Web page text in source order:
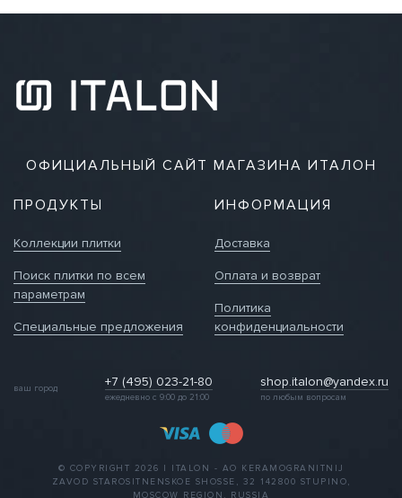
ОФИЦИАЛЬНЫЙ САЙТ МАГАЗИНА ИТАЛОН
ИНФОРМАЦИЯ
Доставка
Оплата и возврат
Политика
конфиденциальности
ПРОДУКТЫ
Коллекции плитки
Поиск плитки по всем
параметрам
Специальные предложения
ваш город +7 (495) 023-21-80
ежедневно с 9:00 до 21:00
shop.italon@yandex.ru
по любым вопросам
© COPYRIGHT 2026 | ITALON - AO KERAMOGRANITNIJ
ZAVOD STAROSITNENSKOE SHOSSE, 32 142800 STUPINO,
MOSCOW REGION, RUSSIA